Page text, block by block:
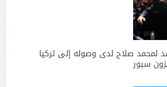
لمحمد صلاح لدى وصوله إلى تركيا
سبور